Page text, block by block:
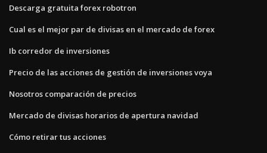
Descarga gratuita forex robotron
Cual es el mejor par de divisas en el mercado de forex
Ib corredor de inversiones
Precio de las acciones de gestión de inversiones voya
Nosotros comparación de precios
Mercado de divisas horarios de apertura navidad
Cómo retirar tus acciones